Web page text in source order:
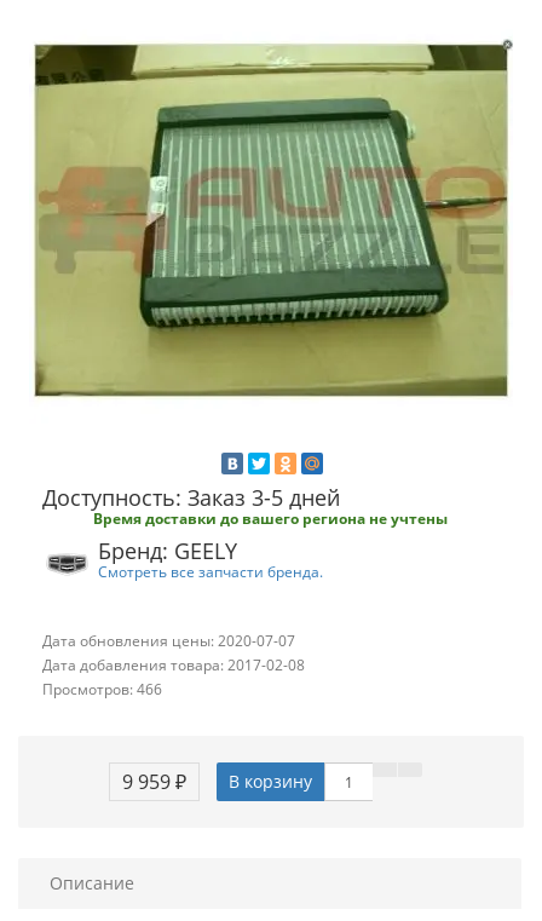
Доступность: Заказ 3-5 дней
Время доставки до вашего региона не учтены
Бренд: GEELY
Смотреть все запчасти бренда.
Дата обновления цены: 2020-07-07
Дата добавления товара: 2017-02-08
Просмотров: 466
9 959 ₽ В корзину
Описание